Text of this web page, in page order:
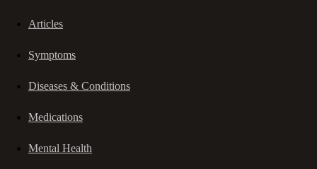
Articles
Symptoms
Diseases & Conditions
Medications
Mental Health